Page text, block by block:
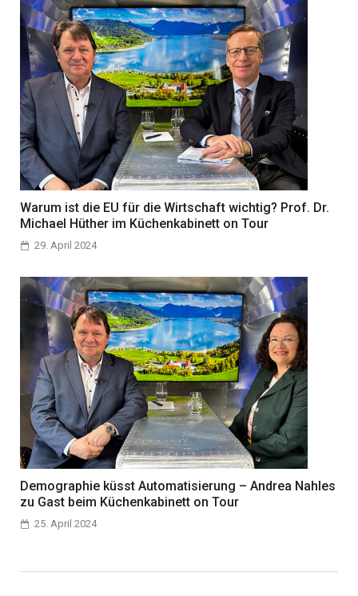
Warum ist die EU für die Wirtschaft wichtig? Prof. Dr.
Michael Hüther im Küchenkabinett on Tour
29. April 2024
Demographie küsst Automatisierung – Andrea Nahles
zu Gast beim Küchenkabinett on Tour
25. April 2024